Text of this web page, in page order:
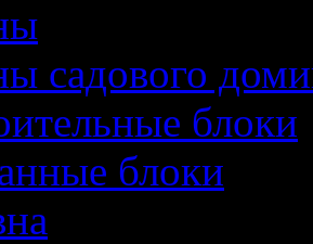
садового
блоки
блоки